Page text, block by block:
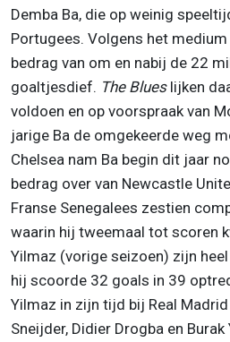
Demba Ba, die op weinig
Portugees. Volgens het
bedrag van om en nabij de 22
goaltjesdief. The Blueslijken
voldoen en op voorspraak van
jarige Ba de omgekeerde weg
Chelsea nam Ba begin dit jaar
bedrag over van Newcastle
Franse Senegalees zestien
waarin hij tweemaal tot scoren
Yilmaz (vorige seizoen) zijn
hij scoorde 32 goals in 39
Yilmaz in zijn tijd bij Real
Sneijder, Didier Drogba en